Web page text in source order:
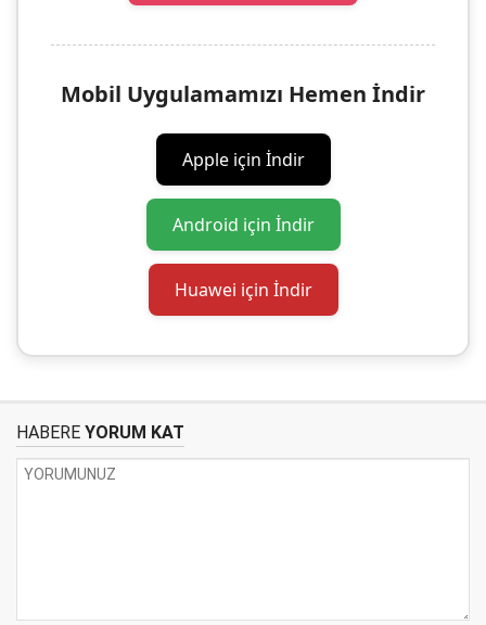
Mobil Uygulamamızı Hemen İndir
Apple için İndir
Android için İndir
Huawei için İndir
HABERE YORUM KAT